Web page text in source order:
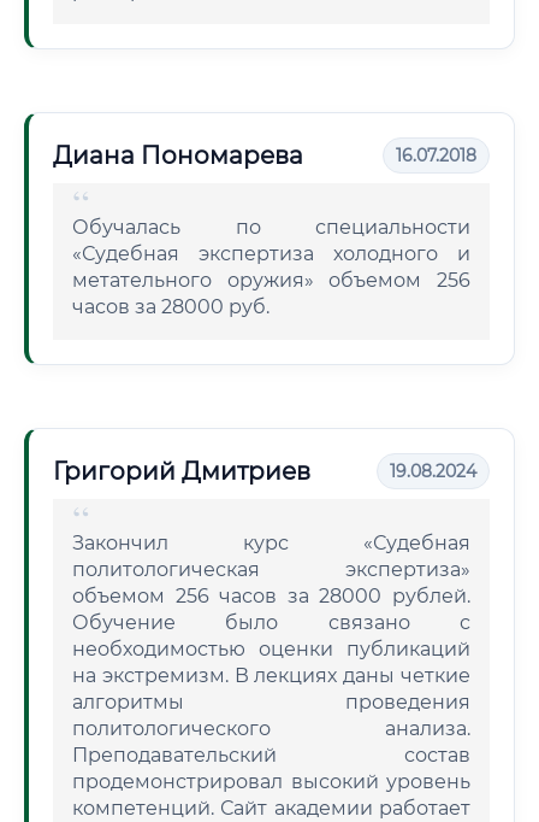
Диана Пономарева 16.07.2018
Обучалась по специальности
«Судебная экспертиза холодного и
метательного оружия» объемом 256
часов за 28000 руб.
Григорий Дмитриев 19.08.2024
Закончил курс «Судебная
политологическая экспертиза»
объемом 256 часов за 28000 рублей.
Обучение было связано с
необходимостью оценки публикаций
на экстремизм. В лекциях даны четкие
алгоритмы проведения
политологического анализа.
Преподавательский состав
продемонстрировал высокий уровень
компетенций. Сайт академии работает